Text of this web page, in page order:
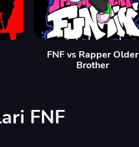
FNF vs Rapper Older
Brother
FNF